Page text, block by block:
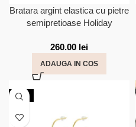
Bratara argint elastica cu pietre
semipretioase Holiday
260.00 lei
ADAUGA IN COS
NOU